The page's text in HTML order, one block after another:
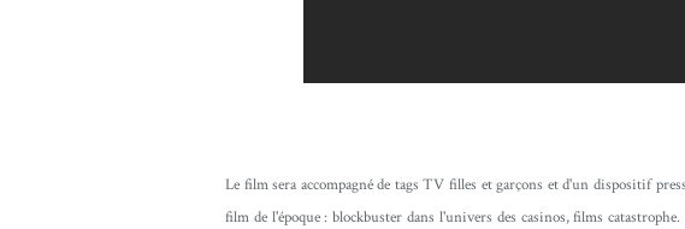
Le film sera accompagné de tags TV filles et garçons et d'un dispositif
film de l'époque : blockbuster dans l'univers des casinos, films